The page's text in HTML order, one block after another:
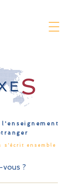
s'écrit ensemble